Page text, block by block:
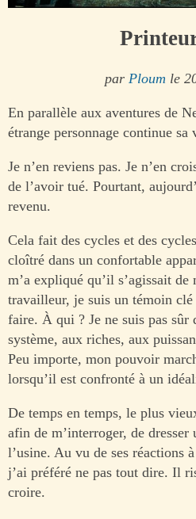
par Ploum le
En parallèle aux aventures de
étrange personnage continue
Je n’en reviens pas. Je n’en
de l’avoir tué. Pourtant,
revenu.
Cela fait des cycles et des
cloîtré dans un confortable
m’a expliqué qu’il s’agissait
travailleur, je suis un témoin
faire. À qui ? Je ne suis pas
système, aux riches, aux
Peu importe, mon pouvoir
lorsqu’il est confronté à un
De temps en temps, le plus
afin de m’interroger, de dresser
l’usine. Au vu de ses réactions
j’ai préféré ne pas tout dire. Il
croire.